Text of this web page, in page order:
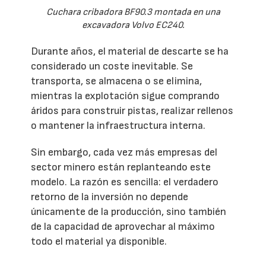
Cuchara cribadora BF90.3 montada en una
excavadora Volvo EC240.
Durante años, el material de descarte se ha
considerado un coste inevitable. Se
transporta, se almacena o se elimina,
mientras la explotación sigue comprando
áridos para construir pistas, realizar rellenos
o mantener la infraestructura interna.
Sin embargo, cada vez más empresas del
sector minero están replanteando este
modelo. La razón es sencilla: el verdadero
retorno de la inversión no depende
únicamente de la producción, sino también
de la capacidad de aprovechar al máximo
todo el material ya disponible.